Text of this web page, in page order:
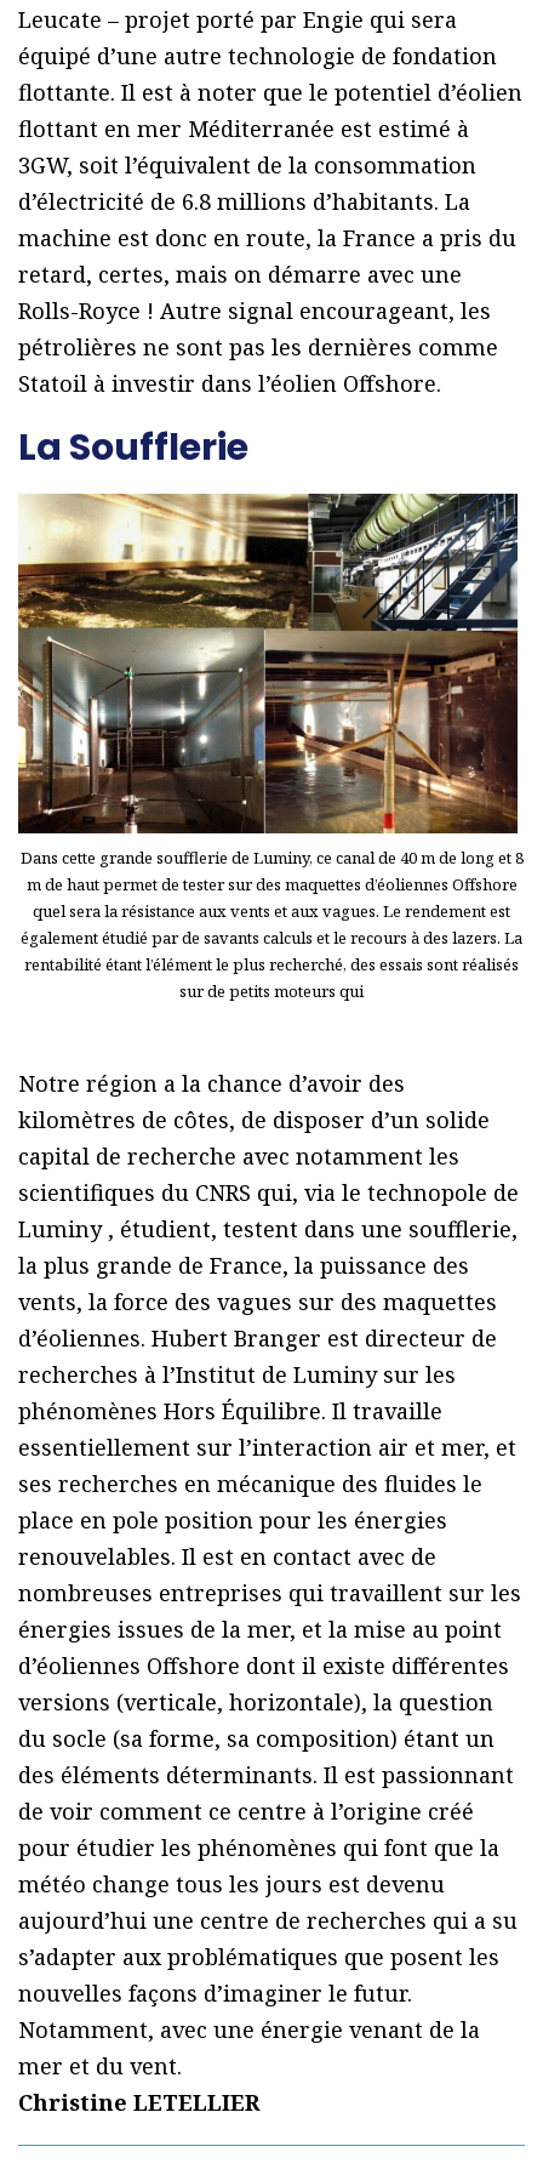
Leucate – projet porté par Engie qui sera
équipé d’une autre technologie de fondation
flottante. Il est à noter que le potentiel d’éolien
flottant en mer Méditerranée est estimé à
3GW, soit l’équivalent de la consommation
d’électricité de 6.8 millions d’habitants. La
machine est donc en route, la France a pris du
retard, certes, mais on démarre avec une
Rolls-Royce ! Autre signal encourageant, les
pétrolières ne sont pas les dernières comme
Statoil à investir dans l’éolien Offshore.
La Soufflerie
Dans cette grande soufflerie de Luminy, ce canal de 40 m de long et 8
m de haut permet de tester sur des maquettes d’éoliennes Offshore
quel sera la résistance aux vents et aux vagues. Le rendement est
également étudié par de savants calculs et le recours à des lazers. La
rentabilité étant l’élément le plus recherché, des essais sont réalisés
sur de petits moteurs qui
Notre région a la chance d’avoir des
kilomètres de côtes, de disposer d’un solide
capital de recherche avec notamment les
scientifiques du CNRS qui, via le technopole de
Luminy , étudient, testent dans une soufflerie,
la plus grande de France, la puissance des
vents, la force des vagues sur des maquettes
d’éoliennes. Hubert Branger est directeur de
recherches à l’Institut de Luminy sur les
phénomènes Hors Équilibre. Il travaille
essentiellement sur l’interaction air et mer, et
ses recherches en mécanique des fluides le
place en pole position pour les énergies
renouvelables. Il est en contact avec de
nombreuses entreprises qui travaillent sur les
énergies issues de la mer, et la mise au point
d’éoliennes Offshore dont il existe différentes
versions (verticale, horizontale), la question
du socle (sa forme, sa composition) étant un
des éléments déterminants. Il est passionnant
de voir comment ce centre à l’origine créé
pour étudier les phénomènes qui font que la
météo change tous les jours est devenu
aujourd’hui une centre de recherches qui a su
s’adapter aux problématiques que posent les
nouvelles façons d’imaginer le futur.
Notamment, avec une énergie venant de la
mer et du vent.
Christine LETELLIER